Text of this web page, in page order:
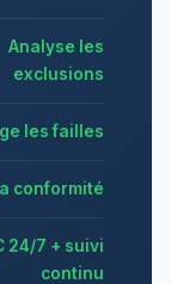
Analyse les
exclusions
les failles
conformité
24/7 + suivi
continu